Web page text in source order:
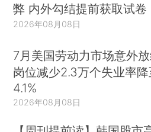
弊 内外勾结提前获取试卷
2026年08月08日
7月美国劳动力市场意外
岗位减少2.3万个失业率降
4.1%
2026年08月08日